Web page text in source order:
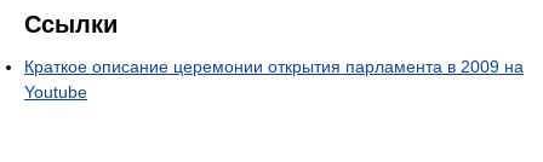
Ссылки
Краткое описание церемонии открытия парламента в 2009 на
Youtube